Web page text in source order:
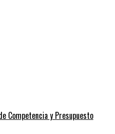
Competencia y Presupuesto